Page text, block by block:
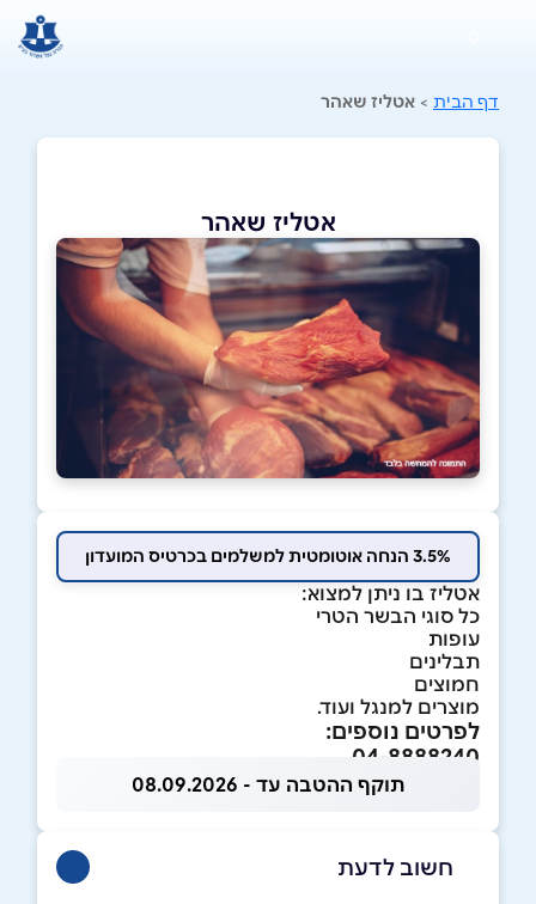
דף הבית > אטליז שאהר
אטליז שאהר
3.5% הנחה אוטומטית למשלמים בכרטיס המועדון
אטליז בו ניתן למצוא:
כל סוגי הבשר הטרי
עופות
תבלינים
חמוצים
מוצרים למנגל ועוד.
לפרטים נוספים:
04-8888240
תוקף ההטבה עד - 08.09.2026
חשוב לדעת